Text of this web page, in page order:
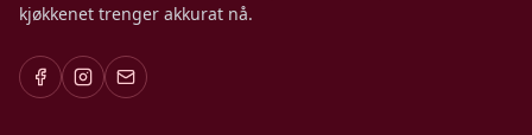
kjøkkenet trenger akkurat nå.